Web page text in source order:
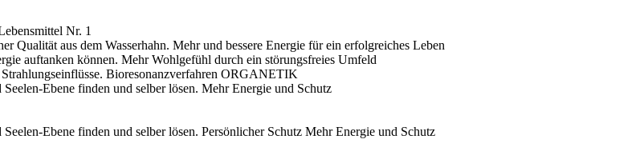
Nr. 1
Qualität aus dem Wasserhahn. Mehr und bessere Energie für ein erfolgreiches Leben
auftanken können. Mehr Wohlgefühl durch ein störungsfreies Umfeld
Bioresonanzverfahren ORGANETIK
Ebene finden und selber lösen. Mehr Energie und Schutz
Ebene finden und selber lösen. Persönlicher Schutz Mehr Energie und Schutz